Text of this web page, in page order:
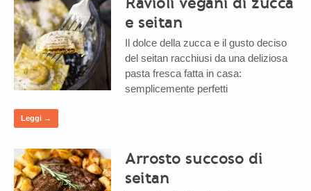
e seitan
Il dolce della zucca e il gusto deciso
del seitan racchiusi da una deliziosa
pasta fresca fatta in casa:
semplicemente perfetti
Leggi →
Arrosto succoso di
seitan